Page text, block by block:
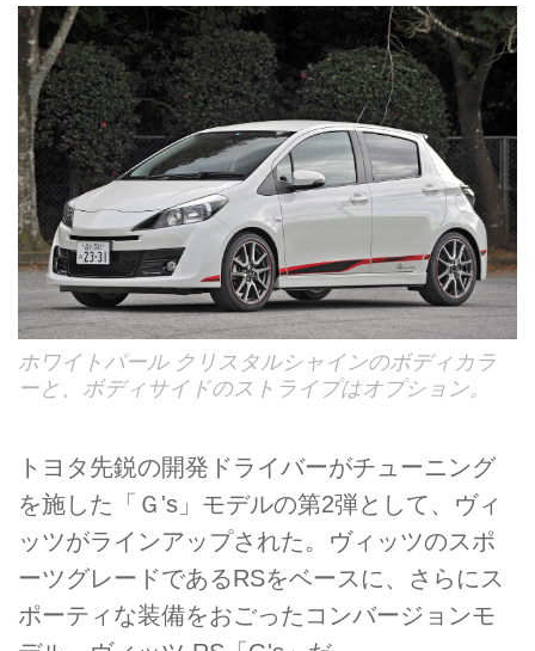
ホワイトパール クリスタルシャインのボディカラ
ーと、ボディサイドのストライプはオプション。
トヨタ先鋭の開発ドライバーがチューニング
を施した「Ｇ's」モデルの第2弾として、ヴィ
ッツがラインアップされた。ヴィッツのスポ
ーツグレードであるRSをベースに、さらにス
ポーティな装備をおごったコンバージョンモ